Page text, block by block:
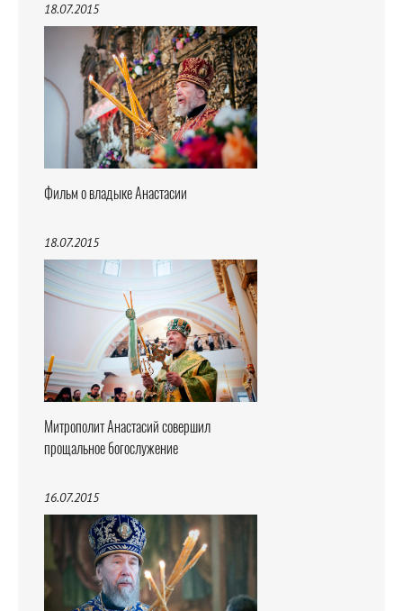
18.07.2015
Фильм о владыке Анастасии
18.07.2015
Митрополит Анастасий совершил
прощальное богослужение
16.07.2015